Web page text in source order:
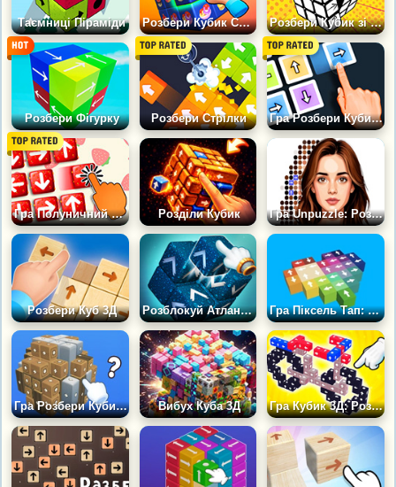
Таємниці Піраміди Розбери Кубик Солодощів Розбери Кубик зі Стрілочками
Розбери Фігурку Розбери Стрілки Гра Розбери Кубик: Про
Гра Полуничний Джем: Розбери Кубик Розділи Кубик Гра Unpuzzle: Розкрий Картинку
Розбери Куб 3Д Розблокуй Атлантиду Гра Піксель Тап: Тренування Мозку
Гра Розбери Кубик: Блок за Блоком Вибух Куба 3Д Гра Кубик 3Д: Розбери Фігури